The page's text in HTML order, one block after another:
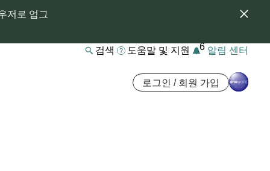
저로 업그
검색 도움말 및 지원 6 알림 센터
로그인 / 회원 가입